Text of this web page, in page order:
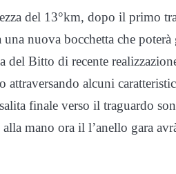
del 13°km, dopo il primo
nuova bocchetta che
del Bitto di recente
attraversando alcuni
finale verso il traguardo
mano ora il l’anello gara